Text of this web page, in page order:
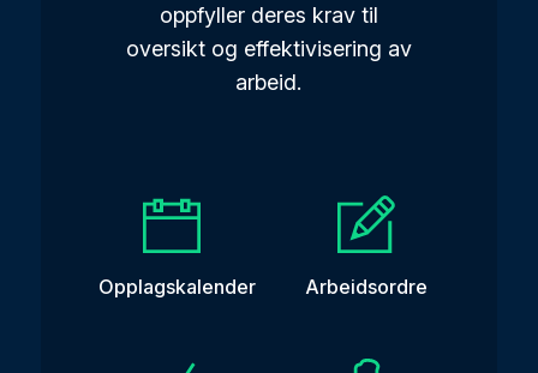
oppfyller deres krav til
oversikt og effektivisering av
arbeid.
Opplagskalender Arbeidsordre